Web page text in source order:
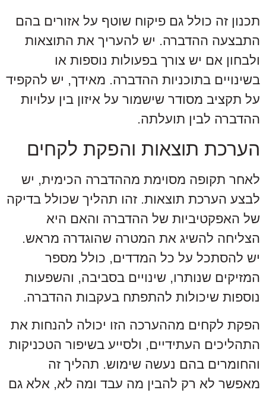
תכנון זה כולל גם פיקוח שוטף על אזורים בהם
התבצעה ההדברה. יש להעריך את התוצאות
ולבחון אם יש צורך בפעולות נוספות או
בשינויים בתוכניות ההדברה. מאידך, יש להקפיד
על תקציב מסודר שישמור על איזון בין עלויות
ההדברה לבין תועלתה.
הערכת תוצאות והפקת לקחים
לאחר תקופה מסוימת מההדברה הכימית, יש
לבצע הערכת תוצאות. זהו תהליך שכולל בדיקה
של האפקטיביות של ההדברה והאם היא
הצליחה להשיג את המטרה שהוגדרה מראש.
יש להסתכל על כל המדדים, כולל מספר
המזיקים שנותרו, שינויים בסביבה, והשפעות
נוספות שיכולות להתפתח בעקבות ההדברה.
הפקת לקחים מההערכה הזו יכולה להנחות את
התהליכים העתידיים, ולסייע בשיפור הטכניקות
והחומרים בהם נעשה שימוש. תהליך זה
מאפשר לא רק להבין מה עבד ומה לא, אלא גם